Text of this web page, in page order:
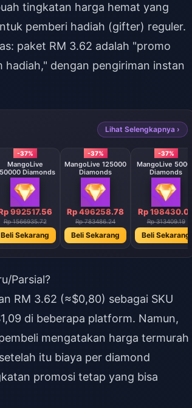
tingkatan harga hemat yang
pemberi hadiah (gifter) reguler.
paket RM 3.62 adalah "promo
dengan pengiriman instan
Lihat Selengkapnya ›
-37%
MangoLive
Diamonds
992517.56
Rp 1566935.72
Beli Sekarang
-37%
MangoLive 125000
Diamonds
Rp 496258.78
Rp 783486.24
Beli Sekarang
-37%
MangoLive 50000
Diamonds
Rp 198430.02
Rp 313409.19
Beli Sekarang
Parsial?
RM 3.62 (≈$0,80) sebagai SKU
di beberapa platform. Namun,
mengatakan harga termurah
itu biaya per diamond
promosi tetap yang bisa